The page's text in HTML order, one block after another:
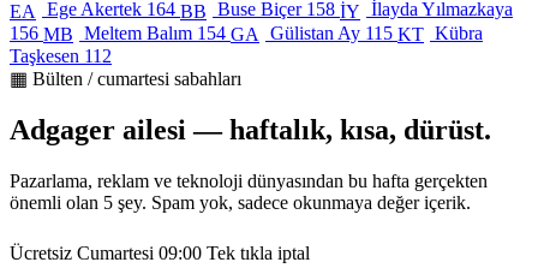
EA
Ege Akertek 164 BB Buse Biçer 158 İY İlayda Yılmazkaya
156 MB Meltem Balım 154 GA Gülistan Ay 115 KT Kübra
Taşkesen 112
▦ Bülten / cumartesi sabahları
Adgager ailesi — haftalık, kısa, dürüst.
Pazarlama, reklam ve teknoloji dünyasından bu hafta gerçekten
önemli olan 5 şey. Spam yok, sadece okunmaya değer içerik.
Ücretsiz Cumartesi 09:00 Tek tıkla iptal